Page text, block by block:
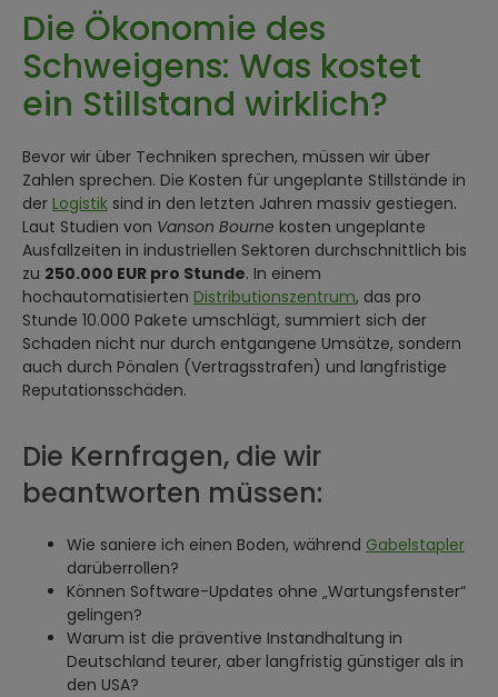
Die Ökonomie des
Schweigens: Was kostet
ein Stillstand wirklich?
Bevor wir über Techniken sprechen, müssen wir über
Zahlen sprechen. Die Kosten für ungeplante Stillstände in
der Logistik sind in den letzten Jahren massiv gestiegen.
Laut Studien von Vanson Bourne kosten ungeplante
Ausfallzeiten in industriellen Sektoren durchschnittlich bis
zu 250.000 EUR pro Stunde. In einem
hochautomatisierten Distributionszentrum, das pro
Stunde 10.000 Pakete umschlägt, summiert sich der
Schaden nicht nur durch entgangene Umsätze, sondern
auch durch Pönalen (Vertragsstrafen) und langfristige
Reputationsschäden.
Die Kernfragen, die wir
beantworten müssen:
Wie saniere ich einen Boden, während Gabelstapler
darüberrollen?
Können Software-Updates ohne „Wartungsfenster“
gelingen?
Warum ist die präventive Instandhaltung in
Deutschland teurer, aber langfristig günstiger als in
den USA?